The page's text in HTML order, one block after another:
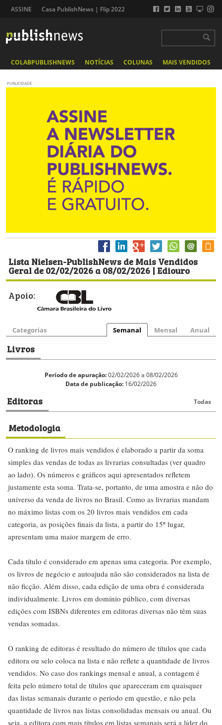
ASSINE Casa PublishNews | Flip 2022
COLABPUBLISHNEWS NOTÍCIAS COLUNAS MAIS VENDIDOS
PUBLICIDADE
Lista Nielsen-PublishNews de Mais Vendidos
Geral de 02/02/2026 a 08/02/2026 | Ediouro
Apoio:
Categorias Semanal Mensal Anual
Livros
Período de apuração:02/02/2026 a 08/02/2026
Data de publicação: 16/02/2026
Editoras Todas
Metodologia
O ranking de livros mais vendidos é elaborado a partir da soma
simples das vendas de todas as livrarias consultadas (ver quadro
ao lado). Os números e gráficos aqui apresentados refletem
justamente esta soma. Trata-se, portanto, de uma amostra e não do
universo da venda de livros no Brasil. Como as livrarias mandam
no máximo listas com os 20 livros mais vendidos em cada
categoria, as posições finais da lista, a partir do 15º lugar,
apresentam uma maior margem de erro.
Cada título é considerado em apenas uma categoria. Por exemplo,
os livros de negócio e autoajuda não são considerados na lista de
não ficção. Além disso, cada edição de uma obra é considerada
individualmente. Livros em domínio público, com diversas
edições com ISBNs diferentes em editoras diversas não têm suas
vendas somadas.
O ranking de editoras é resultado do número de títulos que cada
editora ou selo coloca na lista e não reflete a quantidade de livros
vendidos. No caso dos rankings mensal e anual, a contagem é
feita pelo número total de títulos que apareceram em quaisquer
das listas semanais durante o período em questão, e não pela
quantidade de livros nas listas consolidadas mensais ou anual. Ou
seja, a editora com mais títulos em listas semanais será a líder do